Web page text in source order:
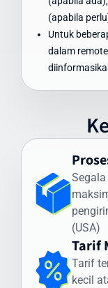
ke Amerika Serikat
keamanan.
Waktu
(USA) yang
Waktu pengiriman
estimasi waktu
Pengiriman
Pengiriman
Faktor yang
Proses
Kondisi cuaca
Ketersediaan
(apabila
Untuk
dalam
(USA)
Tarif
Tarif
kecil